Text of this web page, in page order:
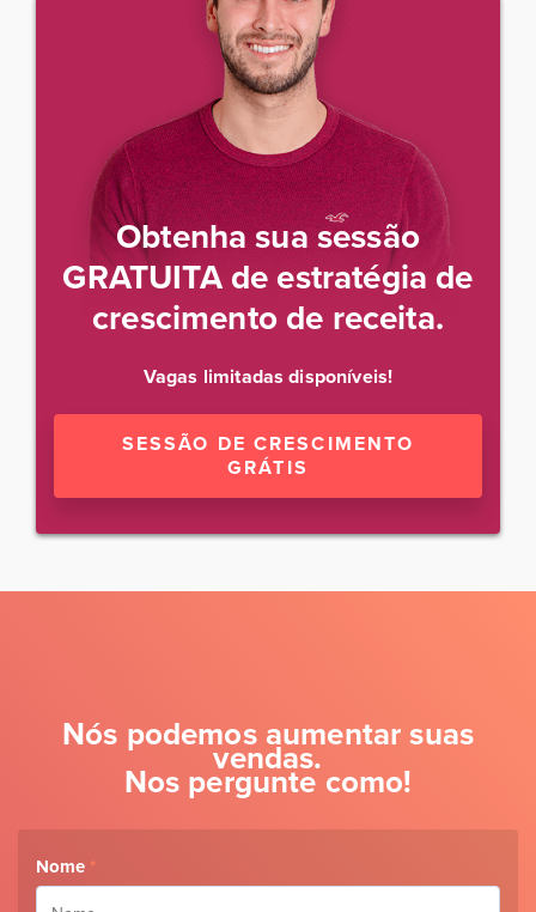
Obtenha sua sessão
GRATUITA de estratégia de
crescimento de receita.
Vagas limitadas disponíveis!
SESSÃO DE CRESCIMENTO
GRÁTIS
Nós podemos aumentar suas
vendas.
Nos pergunte como!
Nome *